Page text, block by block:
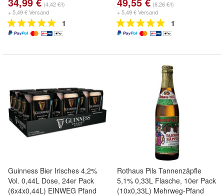
(4,42 €/l)
+ 5,49 € Versand
1
(6,26 €/l)
+ 5,49 € Versand
1
Guinness Bier Irisches 4,2%
Vol. 0,44L Dose, 24er Pack
(6x4x0,44L) EINWEG Pfand
Rothaus Pils Tannenzäpfle
5,1% 0,33L Flasche, 10er Pack
(10x0,33L) Mehrweg-Pfand